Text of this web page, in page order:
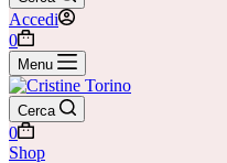
Accedi
Carrello
0
Menu
Cerca
Carrello
0
Shop